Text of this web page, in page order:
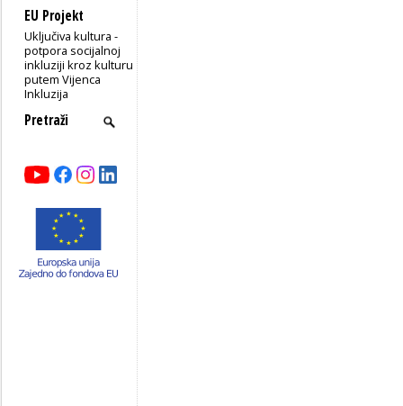
EU Projekt
Uključiva kultura -
potpora socijalnoj
inkluziji kroz kulturu
putem Vijenca
Inkluzija